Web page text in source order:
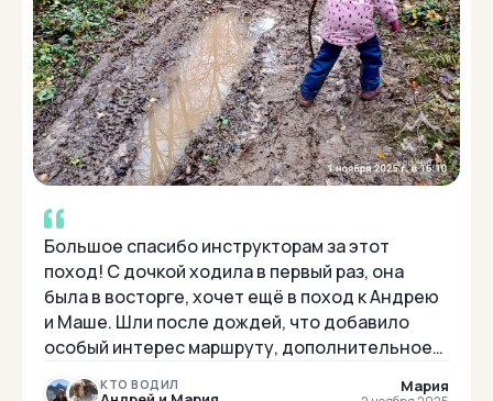
Большое спасибо инструкторам за этот
поход! С дочкой ходила в первый раз, она
была в восторге, хочет ещё в поход к Андрею
и Маше. Шли после дождей, что добавило
особый интерес маршруту, дополнительное
КТО ВОДИЛ Мария